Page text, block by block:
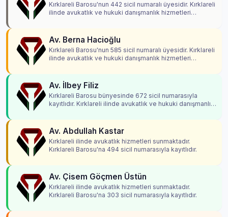
Kırklareli Barosu'nun 442 sicil numaralı üyesidir. Kırklareli
ilinde avukatlık ve hukuki danışmanlık hizmetleri
Av. Berna Hacioğlu
Kırklareli Barosu'nun 585 sicil numaralı üyesidir. Kırklareli
ilinde avukatlık ve hukuki danışmanlık hizmetleri
Av. İlbey Filiz
Kırklareli Barosu bünyesinde 672 sicil numarasıyla
kayıtlıdır. Kırklareli ilinde avukatlık ve hukuki danışmanlık
Av. Abdullah Kastar
Kırklareli ilinde avukatlık hizmetleri sunmaktadır.
Kırklareli Barosu'na 494 sicil numarasıyla kayıtlıdır.
Av. Çisem Göçmen Üstün
Kırklareli ilinde avukatlık hizmetleri sunmaktadır.
Kırklareli Barosu'na 303 sicil numarasıyla kayıtlıdır.